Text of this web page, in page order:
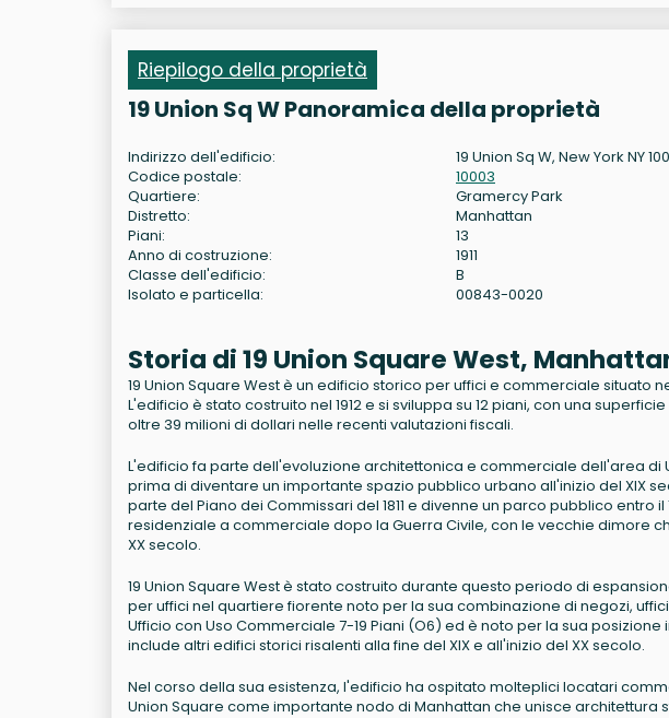
Riepilogo della proprietà
19 Union Sq W Panoramica della proprietà
Indirizzo dell'edificio:
19 Union Sq W, New York NY
Codice postale:
10003
Quartiere:
Gramercy Park
Distretto:
Manhattan
Piani:
13
Anno di costruzione:
1911
Classe dell'edificio:
B
Isolato e particella:
00843-0020
Storia di 19 Union Square West,
19 Union Square West è un edificio storico per uffici e commerciale situato
L'edificio è stato costruito nel 1912 e si sviluppa su 12 piani, con una
oltre 39 milioni di dollari nelle recenti valutazioni fiscali.
L'edificio fa parte dell'evoluzione architettonica e commerciale dell'area di
prima di diventare un importante spazio pubblico urbano all'inizio del XIX
parte del Piano dei Commissari del 1811 e divenne un parco pubblico entro
residenziale a commerciale dopo la Guerra Civile, con le vecchie dimore
XX secolo.
19 Union Square West è stato costruito durante questo periodo di
per uffici nel quartiere fiorente noto per la sua combinazione di negozi,
Ufficio con Uso Commerciale 7-19 Piani (O6) ed è noto per la sua
include altri edifici storici risalenti alla fine del XIX e all'inizio del XX secolo.
Nel corso della sua esistenza, l'edificio ha ospitato molteplici locatari
Union Square come importante nodo di Manhattan che unisce architettura